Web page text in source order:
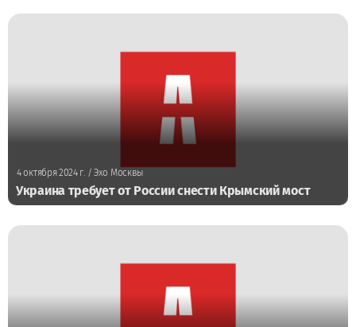
4 октября 2024 г./ Эхо Москвы
Украина требует от России снести Крымский мост